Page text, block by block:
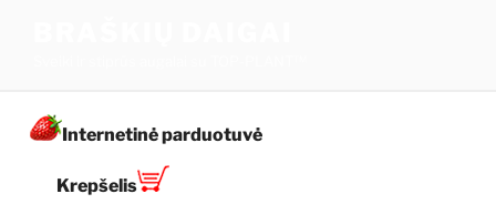
Internetinė parduotuvė
Krepšelis